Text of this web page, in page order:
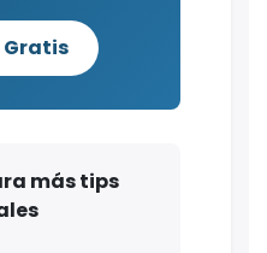
Gratis
más tips